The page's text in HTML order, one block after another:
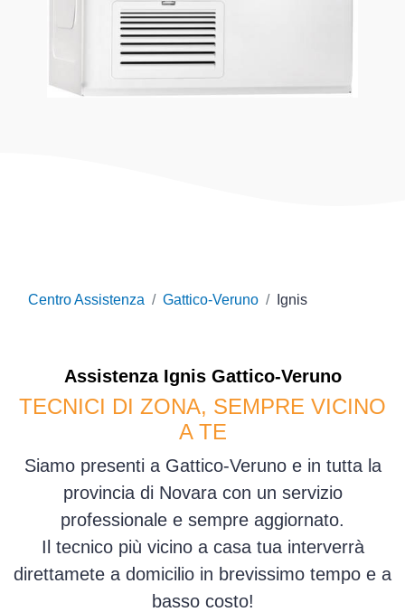
Centro Assistenza Gattico-Veruno Ignis
Assistenza IgnisGattico-Veruno
TECNICI DI ZONA, SEMPRE VICINO
A TE
Siamo presenti a Gattico-Veruno e in tutta la
provincia di Novara con un servizio
professionale e sempre aggiornato.
Il tecnico più vicino a casa tua interverrà
direttamete a domicilio in brevissimo tempo e a
basso costo!